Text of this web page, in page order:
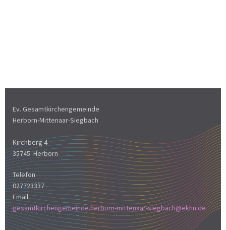
Ev. Gesamtkirchengemeinde
Herborn-Mittenaar-Siegbach
Kirchberg 4
35745 Herborn
Telefon
027723337
Email
gesamtkirchengemeinde.herborn-mittenaar-siegbach@ekhn.de